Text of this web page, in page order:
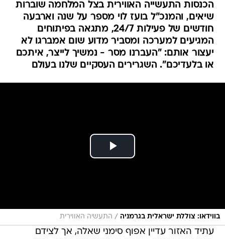
הכנסות התעשייה האווירית בצל המלחמה שוברות
שיאים, והמנכ"ל בועז לוי מספר על שנה וארבעה
חודשים של פעילות 24/7, מתגאה בפיתוחים
המגיעים למערכה ומסביר מדוע שום אמברגו לא
יעצור אותם: "העברנו מסר - נמשיך לייצר, איתכם
או בלעדיכם". השגרירים העסקיים שלנו בעולם
בווידאו: צוללת ישראלית בגרמניה / התעשיה האווירית
עתיד האזור עדיין אפוף סימני שאלה, אך לצידם